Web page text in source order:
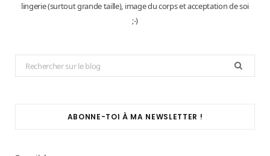
lingerie (surtout grande taille), image du corps et acceptation de soi
;-)
Search
for:
ABONNE-TOI À MA NEWSLETTER !